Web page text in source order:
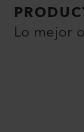
Lo mejor